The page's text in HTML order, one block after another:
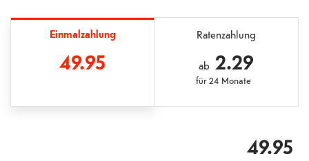
Einmalzahlung
49.95
Ratenzahlung
ab2.29
für24 Monate
49.95